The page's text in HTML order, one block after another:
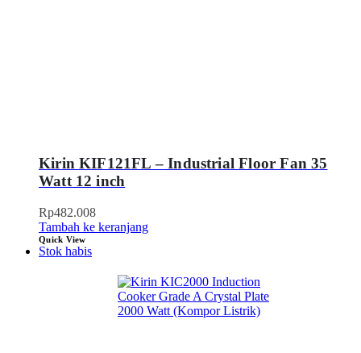
Kirin KIF121FL – Industrial Floor Fan 35
Watt 12 inch
Rp482.008
Tambah ke keranjang
Quick View
Stok habis